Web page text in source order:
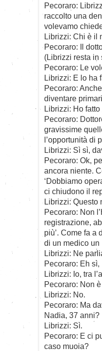
Pecoraro:
raccolto una
volevamo
Librizzi: Chi è il
Pecoraro: Il
(Librizzi resta in
Pecoraro: Le
Librizzi: E lo ha
Pecoraro:
diventare
Librizzi: Ho
Pecoraro:
gravissime
l’opportunità di
Librizzi: Sì sì,
Pecoraro: Ok,
ancora niente.
‘Dobbiamo
ci chiudono il
Librizzi: Questo
Pecoraro: Non
registrazione,
più’. Come fa a
di un medico un
Librizzi: Ne
Pecoraro: Eh
Librizzi: Io, tra
Pecoraro: Non
Librizzi: No.
Pecoraro: Ma
Nadia, 37 anni?
Librizzi: Sì.
Pecoraro: E ci
caso muoia?